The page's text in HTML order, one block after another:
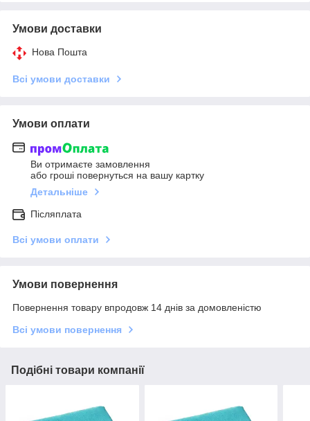
Умови доставки
Нова Пошта
Всі умови доставки
Умови оплати
Ви отримаєте замовлення
або гроші повернуться на вашу картку
Детальніше
Післяплата
Всі умови оплати
Умови повернення
Повернення товару впродовж 14 днів за домовленістю
Всі умови повернення
Подібні товари компанії